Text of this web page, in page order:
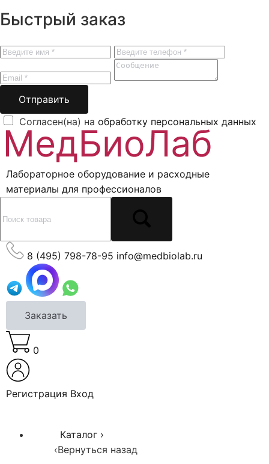
Быстрый заказ
Отправить
Согласен(на) на обработку персональных данных
Лабораторное оборудование и расходные
материалы для профессионалов
8 (495) 798-78-95 info@medbiolab.ru
Заказать
0
Регистрация Вход
Каталог ›
‹Вернуться назад